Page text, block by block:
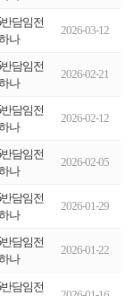
담임전
나
2026-03-12
담임전
나
2026-02-21
담임전
나
2026-02-12
담임전
나
2026-02-05
담임전
나
2026-01-29
담임전
나
2026-01-22
담임전